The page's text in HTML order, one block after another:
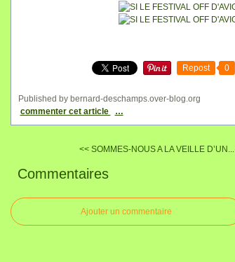
Repost 0
Published by bernard-deschamps.over-blog.org
commenter cet article
…
<< SOMMES-NOUS A LA VEILLE D’UN...
Commentaires
Ajouter un commentaire